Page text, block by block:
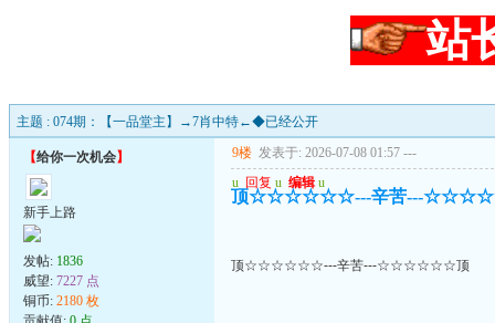
站
主题 : 074期：【一品堂主】→7肖中特←◆已经公开
【给你一次机会】
新手上路
发帖: 1836
威望: 7227 点
铜币: 2180 枚
9楼 发表于: 2026-07-08 01:57 ---
u 回复 u 编辑 u
顶☆☆☆☆☆☆---辛苦---
顶☆☆☆☆☆☆---辛苦---☆☆☆☆☆☆顶